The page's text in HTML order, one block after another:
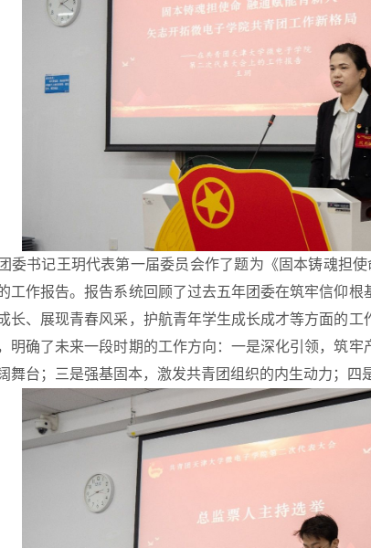
委书记王玥代表第一届委员会作了题为《 固本铸魂担
工作报告。报告系统回顾了过去五年团委在筑牢信仰根
长、展现青春风采，护航青年学生成长成才等方面的工
明确了未来一段时期的工作方向： 一是深化引领，筑牢
舞台 ；三是强基固本，激发共青团组织的内生动力 ；四